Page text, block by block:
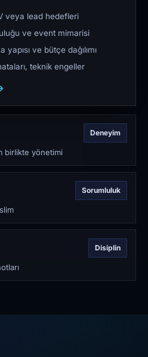
veya lead hedefleri
ve event mimarisi
yapısı ve bütçe dağılımı
teknik engeller
Deneyim
birlikte yönetimi
Sorumluluk
Disiplin